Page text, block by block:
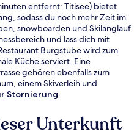
entfernt: Titisee) bietet
sodass du noch mehr Zeit im
snowboarden und Skilanglauf
und lass dich mit
Burgstube wird zum
Küche serviert. Eine
gehören ebenfalls zum
einem Skiverleih und
Stornierung
Unterkunft